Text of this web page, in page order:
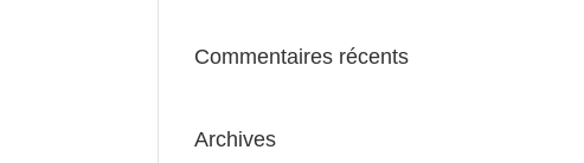
Commentaires récents
Archives